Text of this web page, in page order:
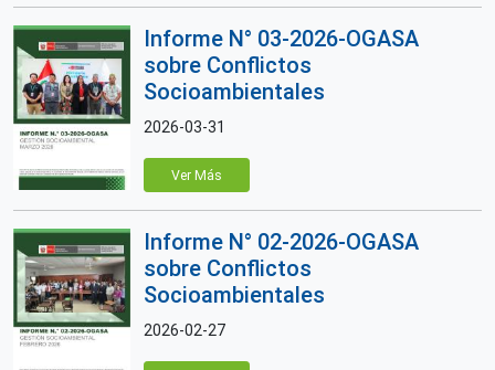
Informe N° 03-2026-OGASA
sobre Conflictos
Socioambientales
2026-03-31
Ver Más
Informe N° 02-2026-OGASA
sobre Conflictos
Socioambientales
2026-02-27